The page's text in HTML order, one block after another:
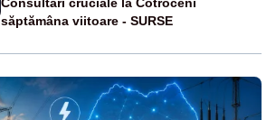
săptămâna viitoare - SURSE